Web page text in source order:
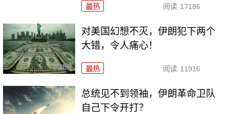
最热 阅读 17186
对美国幻想不灭，伊朗犯下两个
大错，令人痛心！
最热 阅读 11916
总统见不到领袖，伊朗革命卫队
自己下令开打？